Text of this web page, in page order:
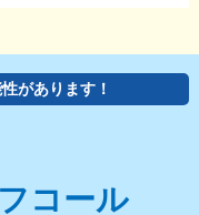
があります！
コール